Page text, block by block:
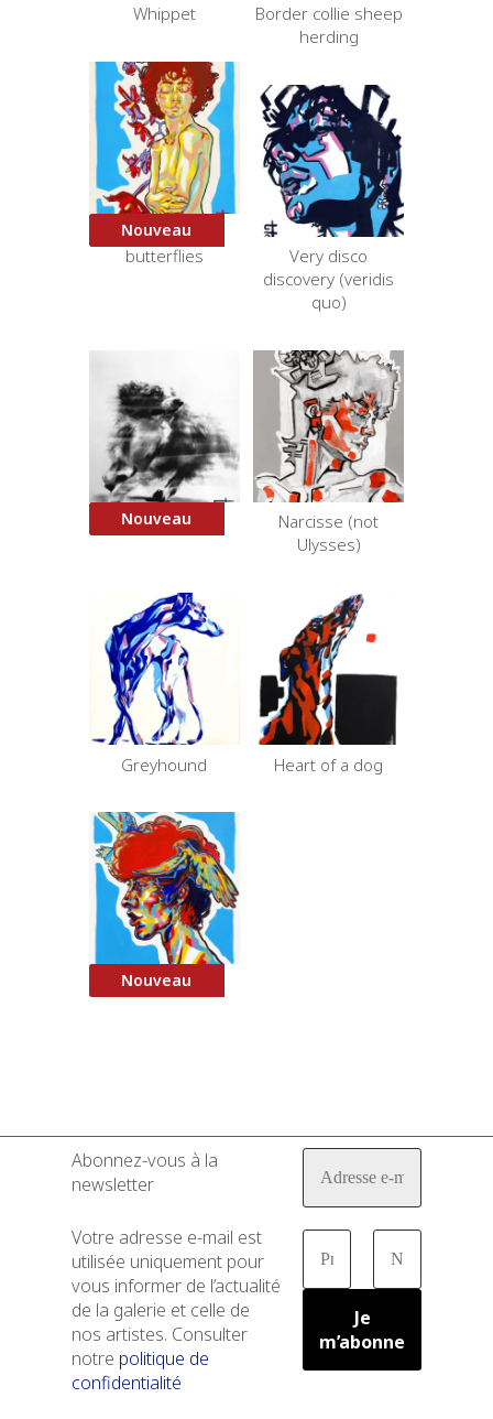
Whippet
Border collie sheep
herding
Nouveau
Celebrate
butterflies
Very disco
discovery (veridis
quo)
Nouveau
Border Collie 5
Narcisse (not
Ulysses)
Greyhound Heart of a dog
Nouveau
Hermès
Abonnez-vous à la
newsletter
Votre adresse e-mail est
utilisée uniquement pour
vous informer de l’actualité
de la galerie et celle de
nos artistes. Consulter
notre politique de
confidentialité